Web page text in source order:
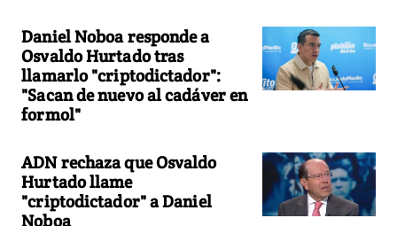
Daniel Noboa responde a
Osvaldo Hurtado tras
llamarlo "criptodictador":
"Sacan de nuevo al cadáver en
formol"
ADN rechaza que Osvaldo
Hurtado llame
"criptodictador" a Daniel
Noboa